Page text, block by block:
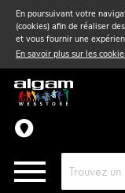
En poursuivant votre
(cookies) afin de réaliser
et vous fournir une
En savoir plus sur les
Vent& Violon
Accessoires
Pièces